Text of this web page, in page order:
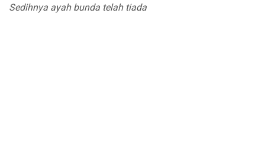
Sedihnya ayah bunda telah tiada